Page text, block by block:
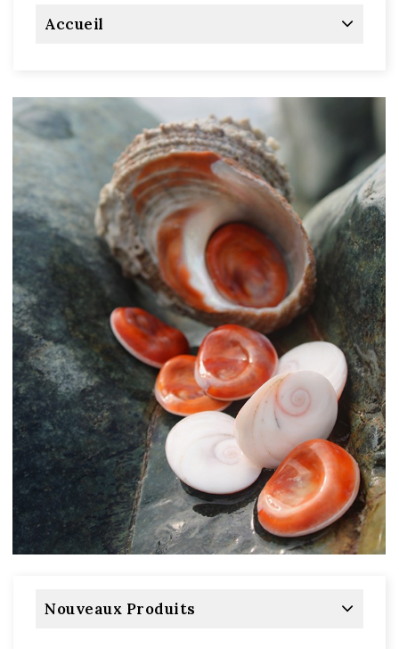
Accueil
Nouveaux Produits